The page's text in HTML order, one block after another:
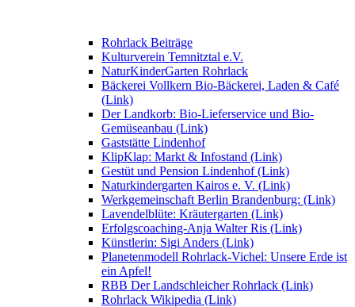
Rohrlack Beiträge
Kulturverein Temnitztal e.V.
NaturKinderGarten Rohrlack
Bäckerei Vollkern Bio-Bäckerei, Laden & Café
(Link)
Der Landkorb: Bio-Lieferservice und Bio-
Gemüseanbau (Link)
Gaststätte Lindenhof
KlipKlap: Markt & Infostand (Link)
Gestüt und Pension Lindenhof (Link)
Naturkindergarten Kairos e. V. (Link)
Werkgemeinschaft Berlin Brandenburg: (Link)
Lavendelblüte: Kräutergarten (Link)
Erfolgscoaching-Anja Walter Ris (Link)
Künstlerin: Sigi Anders (Link)
Planetenmodell Rohrlack-Vichel: Unsere Erde ist
ein Apfel!
RBB Der Landschleicher Rohrlack (Link)
Rohrlack Wikipedia (Link)